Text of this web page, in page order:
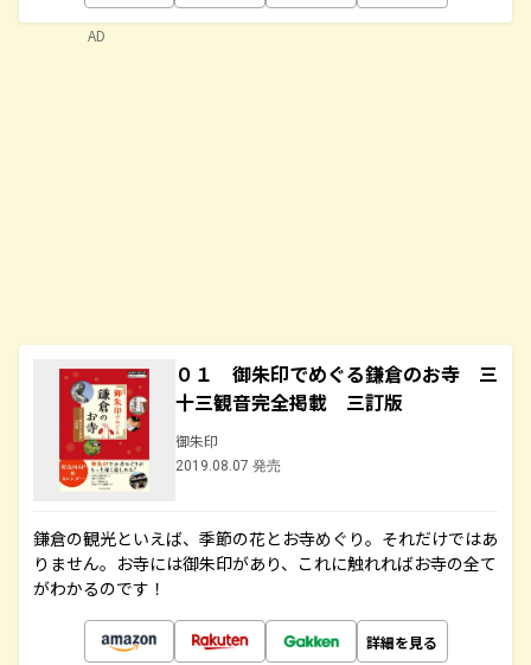
０１ 御朱印でめぐる鎌倉のお寺 三
十三観音完全掲載 三訂版
御朱印
2019.08.07 発売
鎌倉の観光といえば、季節の花とお寺めぐり。それだけではあ
りません。お寺には御朱印があり、これに触れればお寺の全て
がわかるのです！
詳細を見る
AD